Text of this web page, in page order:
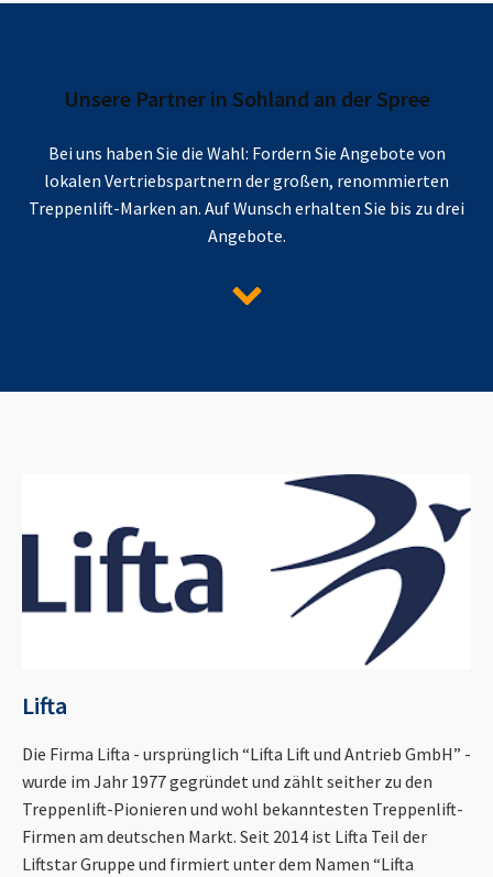
Unsere Partner in Sohland an der Spree
Bei uns haben Sie die Wahl: Fordern Sie Angebote von
lokalen Vertriebspartnern der großen, renommierten
Treppenlift-Marken an. Auf Wunsch erhalten Sie bis zu drei
Angebote.
Lifta
Die Firma Lifta - ursprünglich “Lifta Lift und Antrieb GmbH” -
wurde im Jahr 1977 gegründet und zählt seither zu den
Treppenlift-Pionieren und wohl bekanntesten Treppenlift-
Firmen am deutschen Markt. Seit 2014 ist Lifta Teil der
Liftstar Gruppe und firmiert unter dem Namen “Lifta